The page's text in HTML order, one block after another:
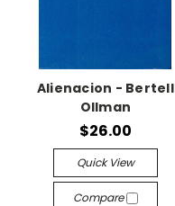
Alienacion - Bertell
Ollman
$26.00
Quick View
Compare